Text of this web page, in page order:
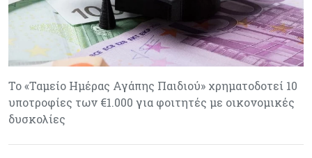
Το «Ταμείο Ημέρας Αγάπης Παιδιού» χρηματοδοτεί 10
υποτροφίες των €1.000 για φοιτητές με οικονομικές
δυσκολίες